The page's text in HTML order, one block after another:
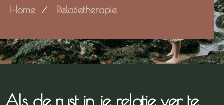
Home Relatietherapie
Als de rust in je relatie ver te